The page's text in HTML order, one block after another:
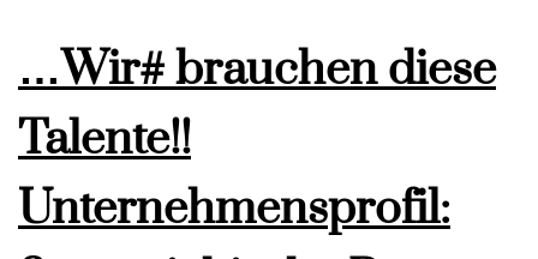
…Wir# brauchen diese
Talente!!
Unternehmensprofil: